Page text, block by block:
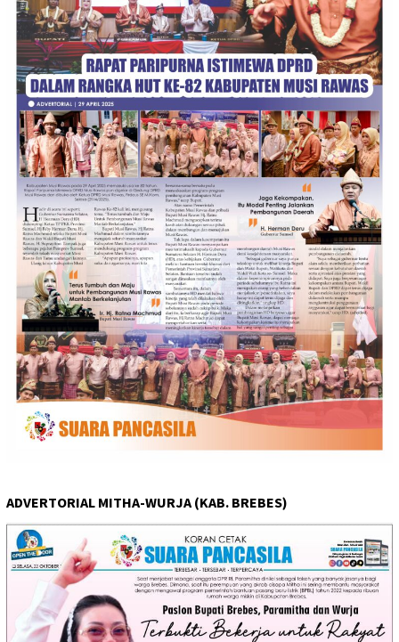
ADVERTORIAL MITHA-WURJA (KAB. BREBES)